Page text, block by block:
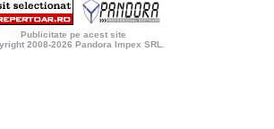
Publicitate pe acest site
2008-2026 Pandora Impex SRL